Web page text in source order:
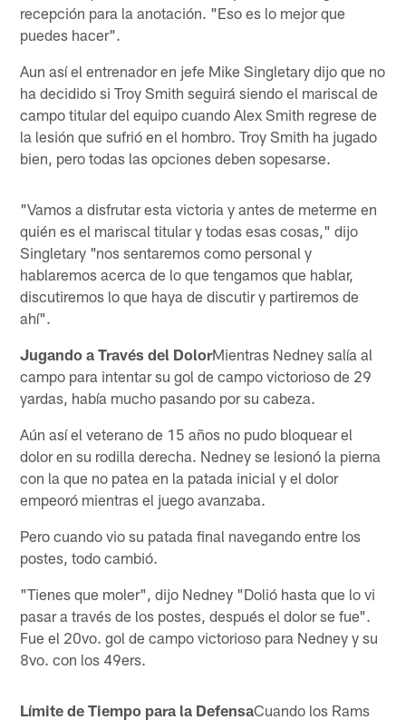
recepción para la anotación. "Eso es lo mejor que
puedes hacer".
Aun así el entrenador en jefe Mike Singletary dijo que no
ha decidido si Troy Smith seguirá siendo el mariscal de
campo titular del equipo cuando Alex Smith regrese de
la lesión que sufrió en el hombro. Troy Smith ha jugado
bien, pero todas las opciones deben sopesarse.
"Vamos a disfrutar esta victoria y antes de meterme en
quién es el mariscal titular y todas esas cosas," dijo
Singletary "nos sentaremos como personal y
hablaremos acerca de lo que tengamos que hablar,
discutiremos lo que haya de discutir y partiremos de
ahí".
Jugando a Través del DolorMientras Nedney salía al
campo para intentar su gol de campo victorioso de 29
yardas, había mucho pasando por su cabeza.
Aún así el veterano de 15 años no pudo bloquear el
dolor en su rodilla derecha. Nedney se lesionó la pierna
con la que no patea en la patada inicial y el dolor
empeoró mientras el juego avanzaba.
Pero cuando vio su patada final navegando entre los
postes, todo cambió.
"Tienes que moler", dijo Nedney "Dolió hasta que lo vi
pasar a través de los postes, después el dolor se fue".
Fue el 20vo. gol de campo victorioso para Nedney y su
8vo. con los 49ers.
Límite de Tiempo para la DefensaCuando los Rams